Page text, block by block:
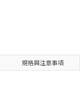
規格與注意事項